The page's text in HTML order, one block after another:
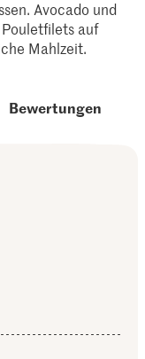
Avocado und
auf
Mahlzeit.
Bewertungen